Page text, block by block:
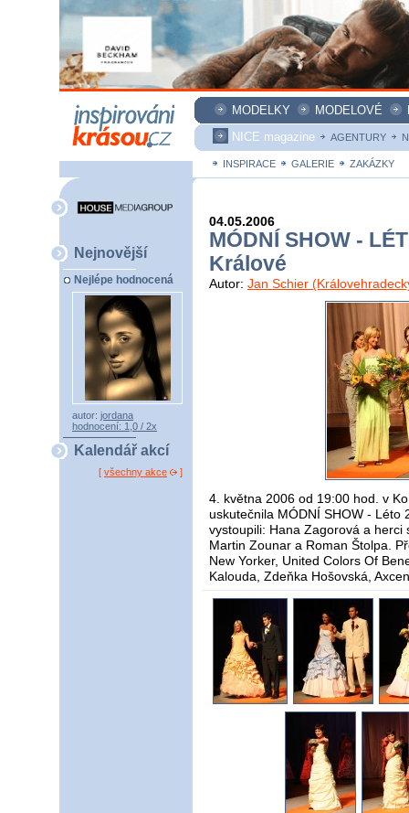
MODELKY MODELOVÉ
NICE magazine
AGENTURY
INSPIRACE GALERIE ZAKÁZKY
Nejnovější
Nejlépe hodnocená
autor: jordana
hodnocení: 1,0 / 2x
Kalendář akcí
[ všechny akce ]
04.05.2006
MÓDNÍ SHOW -
Králové
Autor: Jan Schier
4. května 2006 od 19:00 hod. v
uskutečnila MÓDNÍ SHOW - Léto
vystoupili: Hana Zagorová a
Martin Zounar a Roman Štolpa.
New Yorker, United Colors Of
Kalouda, Zdeňka Hošovská,